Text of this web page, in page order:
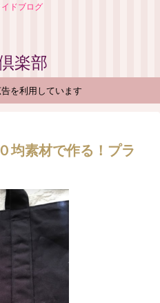
ドブログ
楽部
を利用しています
均素材で作る！プラ